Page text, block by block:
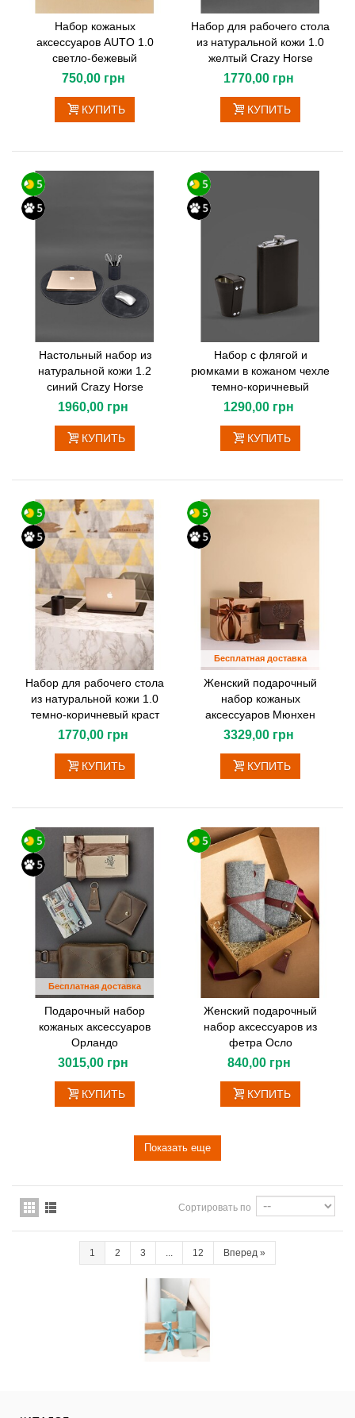
Набор кожаных
аксессуаров AUTO 1.0
светло-бежевый
750,00 грн
КУПИТЬ
Набор для рабочего стола
из натуральной кожи 1.0
желтый Crazy Horse
1770,00 грн
КУПИТЬ
Настольный набор из
натуральной кожи 1.2
синий Crazy Horse
1960,00 грн
КУПИТЬ
Набор с флягой и
рюмками в кожаном чехле
темно-коричневый
1290,00 грн
КУПИТЬ
Набор для рабочего стола
из натуральной кожи 1.0
темно-коричневый краст
1770,00 грн
КУПИТЬ
Женский подарочный
набор кожаных
аксессуаров Мюнхен
Бесплатная доставка
3329,00 грн
КУПИТЬ
Подарочный набор
кожаных аксессуаров
Орландо
Бесплатная доставка
3015,00 грн
КУПИТЬ
Женский подарочный
набор аксессуаров из
фетра Осло
840,00 грн
КУПИТЬ
Показать еще
Сортировать по
1 2 3 ... 12 Вперед»